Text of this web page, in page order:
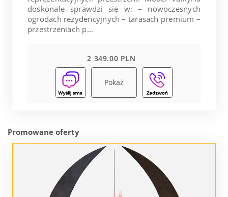
doskonale sprawdzi się w: – nowoczesnych
ogrodach rezydencyjnych – tarasach premium –
przestrzeniach p...
2 349.00 PLN
Pokaż
Promowane oferty